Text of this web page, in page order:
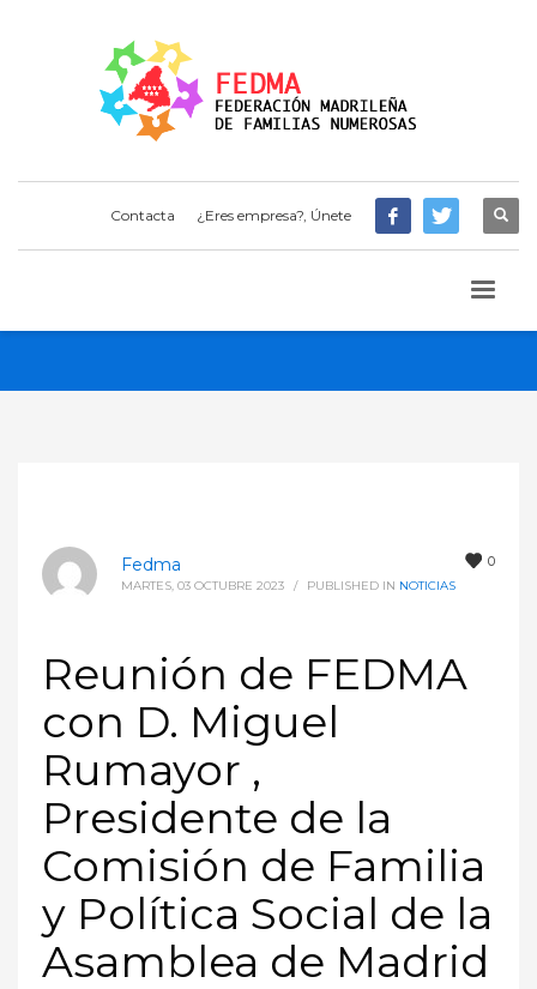
Contacta ¿Eres empresa?, Únete
0
Fedma
MARTES, 03 OCTUBRE 2023 / PUBLISHED IN NOTICIAS
Reunión de FEDMA
con D. Miguel
Rumayor ,
Presidente de la
Comisión de Familia
y Política Social de la
Asamblea de Madrid